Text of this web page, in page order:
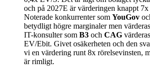
och på 2027E är värderingen knappt 7x
Noterade konkurrenter som YouGov
betydligt högre marginaler men
IT-konsulter som B3 och CAG
EV/Ebit. Givet osäkerheten och den
vi en värdering runt 8x rörelsevinsten,
är rimligt.